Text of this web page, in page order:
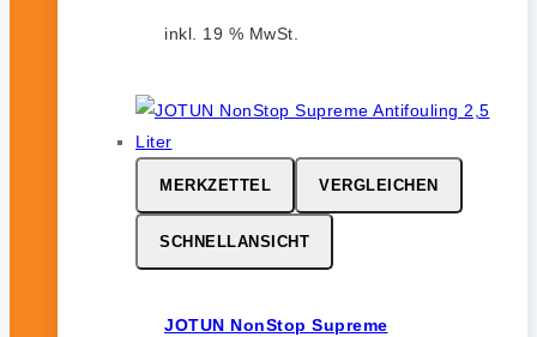
inkl. 19 % MwSt.
MERKZETTEL VERGLEICHEN
SCHNELLANSICHT
JOTUN NonStop Supreme